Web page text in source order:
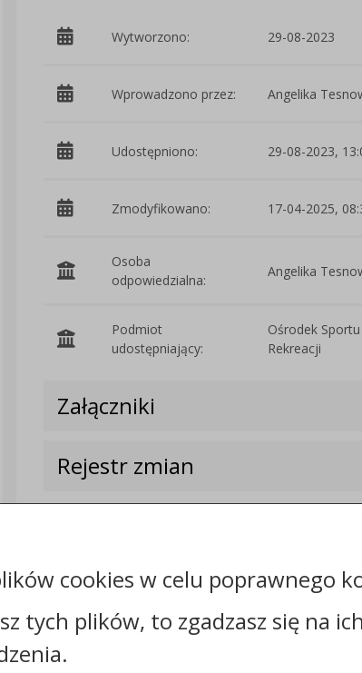
Wytworzono: 29-08-2023
Wprowadzono przez: Angelika
Udostępniono: 29-08-2023,
Zmodyfikowano: 17-04-2025,
Osoba
odpowiedzialna:
Angelika
Podmiot
udostępniający:
Ośrodek Sportu
Rekreacji
Załączniki
Rejestr zmian
cookies w celu poprawnego
tych plików, to zgadzasz się na